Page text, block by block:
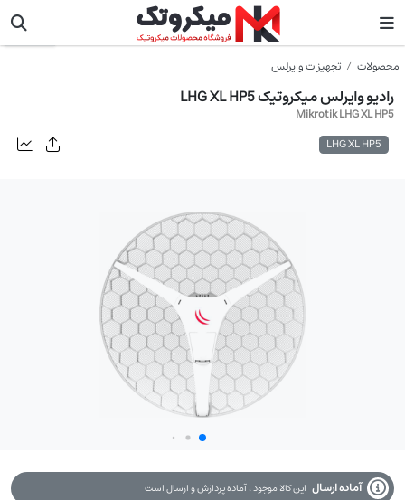
محصولات تجهیزات وایرلس
رادیو وایرلس میکروتیک LHG XL HP5
Mikrotik LHG XL HP5
LHG XL HP5
میکروتیک
آماده ارسال این کالا موجود ، آماده پردازش و ارسال است